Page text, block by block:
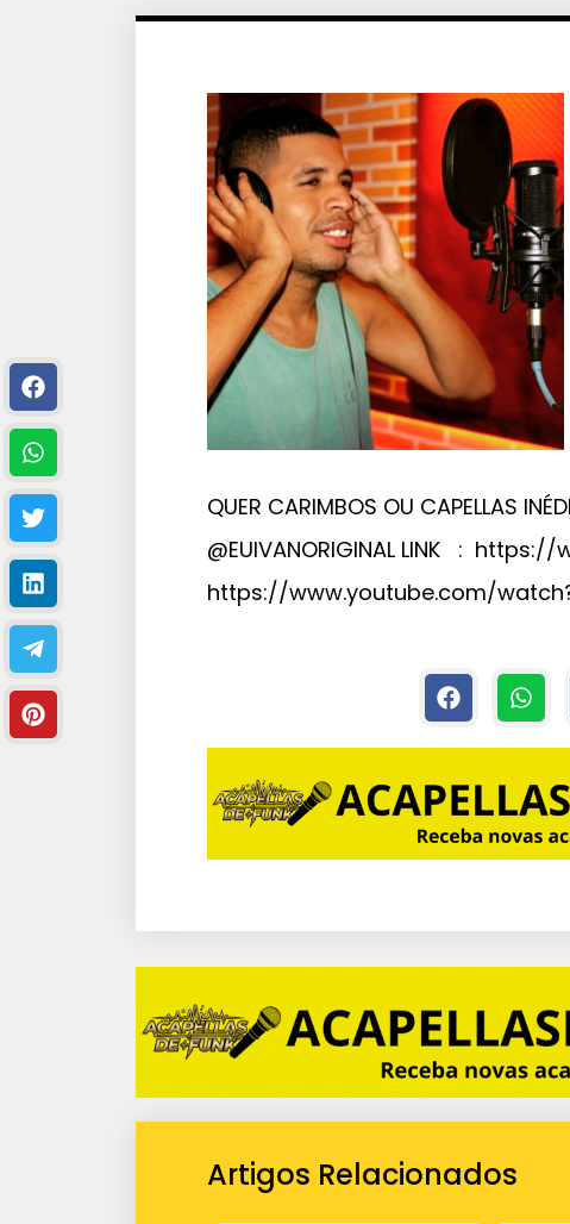
QUER CARIMBOS OU CAPELLAS
@EUIVANORIGINAL LINK :
https://www.youtube.com/
Artigos Relacionados